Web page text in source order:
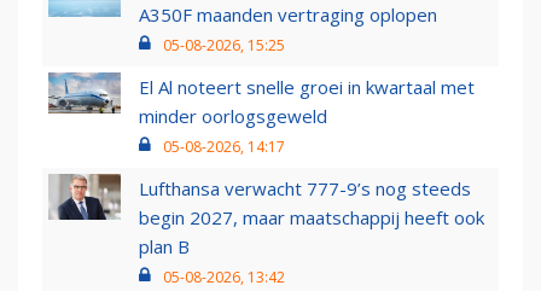
A350F maanden vertraging oplopen
05-08-2026, 15:25
El Al noteert snelle groei in kwartaal met
minder oorlogsgeweld
05-08-2026, 14:17
Lufthansa verwacht 777-9’s nog steeds
begin 2027, maar maatschappij heeft ook
plan B
05-08-2026, 13:42